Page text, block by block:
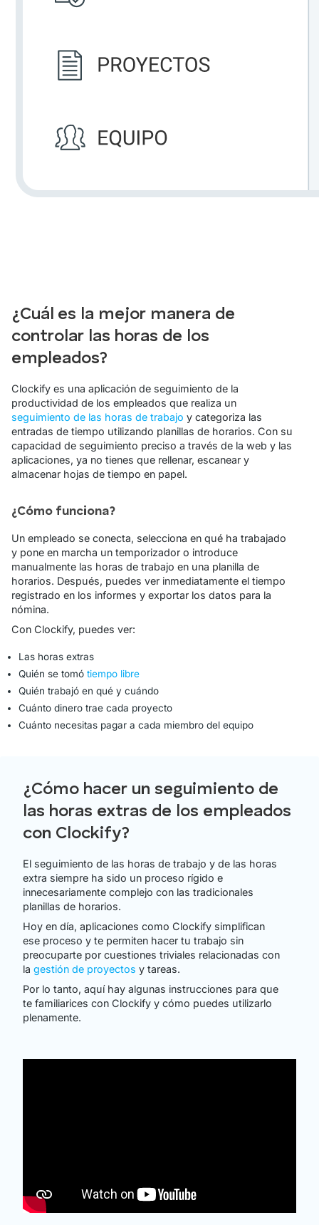
¿Cuál es la mejor manera de
controlar las horas de los
empleados?
Clockify es una aplicación de seguimiento de la
productividad de los empleados que realiza un
seguimiento de las horas de trabajo y categoriza las
entradas de tiempo utilizando planillas de horarios. Con su
capacidad de seguimiento preciso a través de la web y las
aplicaciones, ya no tienes que rellenar, escanear y
almacenar hojas de tiempo en papel.
¿Cómo funciona?
Un empleado se conecta, selecciona en qué ha trabajado
y pone en marcha un temporizador o introduce
manualmente las horas de trabajo en una planilla de
horarios. Después, puedes ver inmediatamente el tiempo
registrado en los informes y exportar los datos para la
nómina.
Con Clockify, puedes ver:
Las horas extras
Quién se tomó tiempo libre
Quién trabajó en qué y cuándo
Cuánto dinero trae cada proyecto
Cuánto necesitas pagar a cada miembro del equipo
¿Cómo hacer un seguimiento de
las horas extras de los empleados
con Clockify?
El seguimiento de las horas de trabajo y de las horas
extra siempre ha sido un proceso rígido e
innecesariamente complejo con las tradicionales
planillas de horarios.
Hoy en día, aplicaciones como Clockify simplifican
ese proceso y te permiten hacer tu trabajo sin
preocuparte por cuestiones triviales relacionadas con
la gestión de proyectos y tareas.
Por lo tanto, aquí hay algunas instrucciones para que
te familiarices con Clockify y cómo puedes utilizarlo
plenamente.